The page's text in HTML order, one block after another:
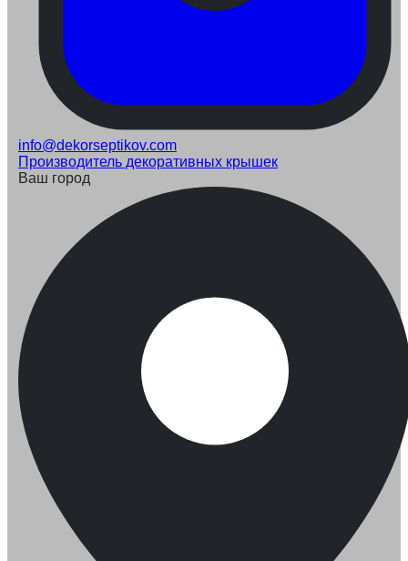
info@dekorseptikov.com
Производитель декоративных крышек
Ваш город